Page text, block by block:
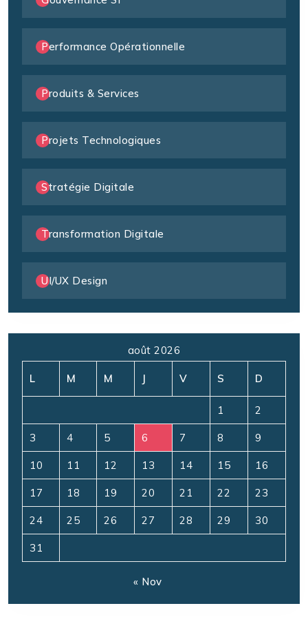
Performance Opérationnelle
Produits & Services
Projets Technologiques
Stratégie Digitale
Transformation Digitale
UI/UX Design
août 2026
L M M J V S D
1 2
3 4 5 6 7 8 9
10 11 12 13 14 15 16
17 18 19 20 21 22 23
24 25 26 27 28 29 30
31
« Nov